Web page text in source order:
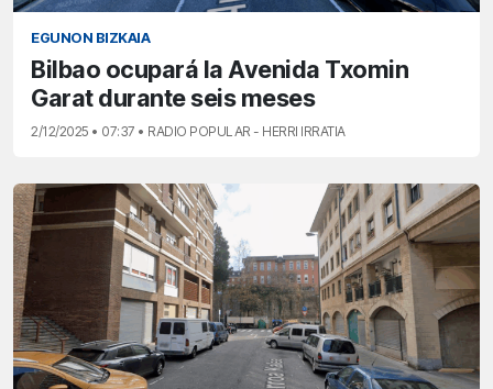
EGUNON BIZKAIA
Bilbao ocupará la Avenida Txomin
Garat durante seis meses
2/12/2025 • 07:37 • RADIO POPULAR - HERRI IRRATIA